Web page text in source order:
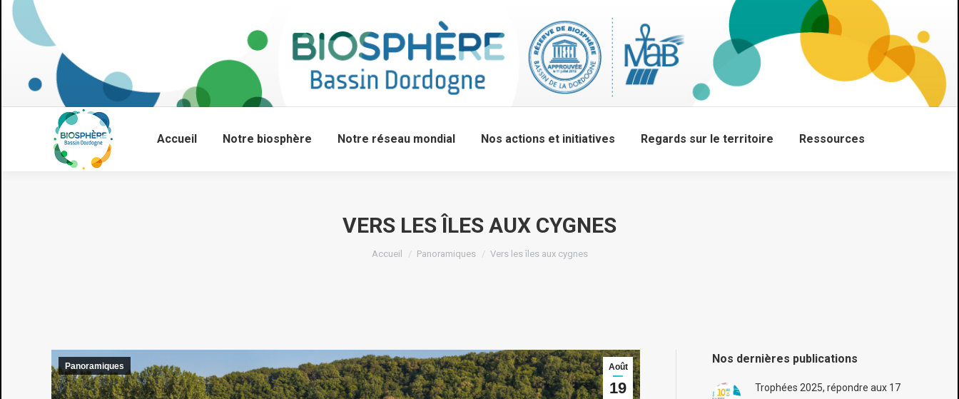
Accueil Notre biosphère Notre réseau mondial Nos actions et initiatives Regards sur le territoire Ressources
VERS LES ÎLES AUX CYGNES
Accueil Panoramiques Vers les îles aux cygnes
Août
19
Panoramiques
Nos dernières publications
Trophées 2025, répondre aux 17